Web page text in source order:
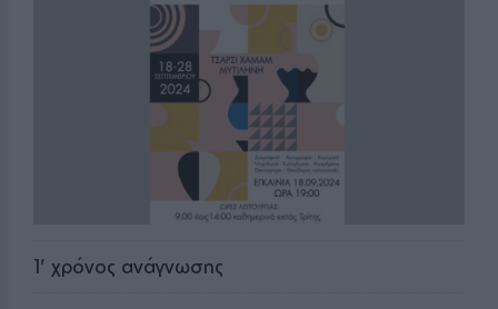
1' χρόνος ανάγνωσης